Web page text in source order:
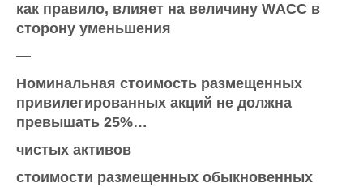
как правило, влияет на величину WАСС в
сторону уменьшения
—
Номинальная стоимость размещенных
привилегированных акций не должна
превышать 25%…
чистых активов
стоимости размещенных обыкновенных